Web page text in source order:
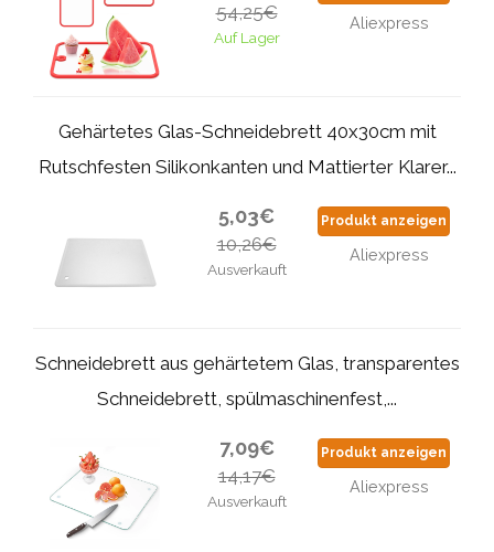
54,25€
Auf Lager
Aliexpress
Gehärtetes Glas-Schneidebrett 40x30cm mit
Rutschfesten Silikonkanten und Mattierter Klarer...
5,03€
10,26€
Ausverkauft
Produkt anzeigen
Aliexpress
Schneidebrett aus gehärtetem Glas, transparentes
Schneidebrett, spülmaschinenfest,...
7,09€
14,17€
Ausverkauft
Produkt anzeigen
Aliexpress